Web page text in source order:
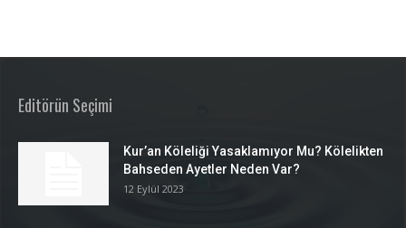
Editörün Seçimi
Kur’an Köleliği Yasaklamıyor Mu? Kölelikten
Bahseden Ayetler Neden Var?
12 Eylül 2023